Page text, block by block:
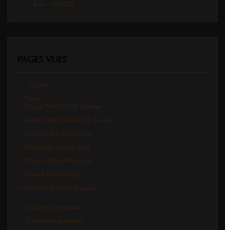
SOLDES
Accueil
Topos
Sylvain THIABAUD (Savoie)
Jean-Charles DELEGLISE (Savoie)
Nicolas LEFEVRE (Savoie)
Christophe LOUIS (Var)
Olivier GERMAIN (Nice)
Aurel GELOT (Nice)
Dimitri MESSINA (Savoie)
Livraisons et retours
Conditions générales